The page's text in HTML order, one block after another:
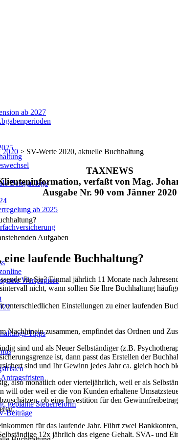
ab 2027
Belegablage
ab 2025
Wertpapiere
Tipps
geplante Steuerreform
Beiträge
2020 > SV-Werte 2020, aktuelle Buchhaltung
TAXNEWS
verfaßt von Mag.
Ausgabe Nr. 90 vom Jänner 2020
Aufgaben
laufende Buchhaltung?
für Sie? Einmal jährlich 11 Monate nach
nicht, wann sollten Sie Ihre Buchhaltung
unterschiedlichen Einstellungen zu einer laufenden
Nachhinein zusammen, empfindet das Ordnen und
sind und als Neuer Selbständiger (z.B.
ist, dann passt das Erstellen der
sind und Ihr Gewinn jedes Jahr ca. gleich hoch
also monatlich oder vierteljährlich, weil er als
will oder weil er die von Kunden erhaltene
ob eine Investition für den
für das laufende Jahr. Führt zwei
12x jährlich das eigene Gehalt. SVA- und